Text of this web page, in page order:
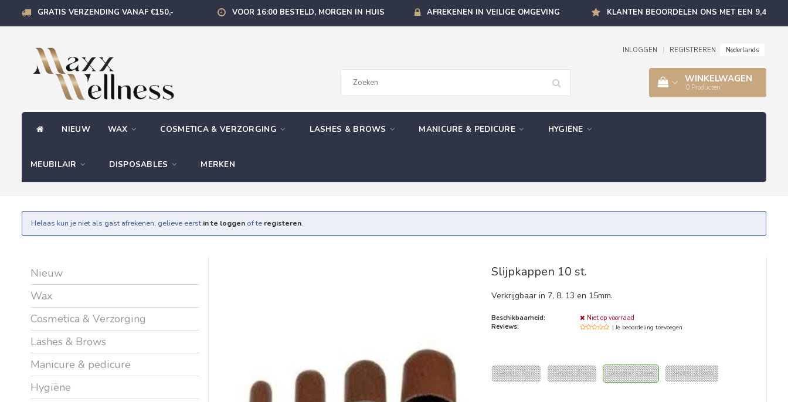
GRATIS VERZENDING VANAF €150,- VOOR 16:00 BESTELD, MORGEN IN HUIS AFREKENEN IN VEILIGE OMGEVING KLANTEN BEOORDELEN ONS MET EEN 9,4
INLOGGEN REGISTREREN Nederlands
WINKELWAGEN
0 Producten
NIEUW WAX COSMETICA & VERZORGING LASHES & BROWS MANICURE & PEDICURE HYGIËNE
MEUBILAIR DISPOSABLES MERKEN
Helaas kun je niet als gast afrekenen, gelieve eerst in te loggen of te registeren.
Nieuw
Wax
Cosmetica & Verzorging
Lashes & Brows
Manicure & pedicure
Hygiëne
Slijpkappen 10 st.
Verkrijgbaar in 7, 8, 13 en 15mm.
Beschikbaarheid:
Niet op voorraad
Reviews:
| Je beoordeling toevoegen
Grootte: 7mm Grootte: 8mm Grootte: 13mm Grootte: 15mm